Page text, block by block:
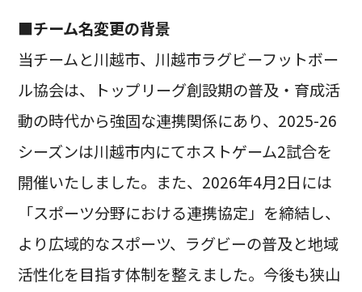
■チーム名変更の背景
当チームと川越市、川越市ラグビーフットボー
ル協会は、トップリーグ創設期の普及・育成活
動の時代から強固な連携関係にあり、2025-26
シーズンは川越市内にてホストゲーム2試合を
開催いたしました。また、2026年4月2日には
「スポーツ分野における連携協定」を締結し、
より広域的なスポーツ、ラグビーの普及と地域
活性化を目指す体制を整えました。今後も狭山